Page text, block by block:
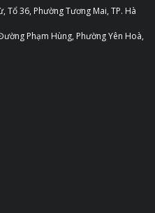
Tổ 36, Phường Tương Mai, TP. Hà
Phạm Hùng, Phường Yên Hoà,